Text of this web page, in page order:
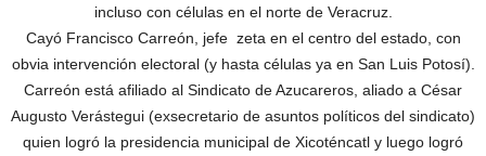
incluso con células en el norte de Veracruz.
Cayó Francisco Carreón, jefe zeta en el centro del estado, con
obvia intervención electoral (y hasta células ya en San Luis Potosí).
Carreón está afiliado al Sindicato de Azucareros, aliado a César
Augusto Verástegui (exsecretario de asuntos políticos del sindicato)
quien logró la presidencia municipal de Xicoténcatl y luego logró